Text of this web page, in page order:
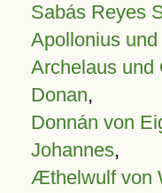
Sabás Reyes
Apollonius
Archelaus und
Donan,
Donnán von
Johannes,
Æthelwulf von